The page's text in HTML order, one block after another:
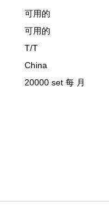
可用的
可用的
T/T
China
20000 set 每 月